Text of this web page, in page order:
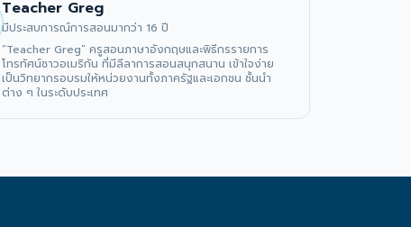
Teacher Greg
มีประสบการณ์การสอนมากว่า 16 ปี
“Teacher Greg” ครูสอนภาษาอังกฤษและพิธีกรรายการ
โทรทัศน์ชาวอเมริกัน ที่มีลีลาการสอนสนุกสนาน เข้าใจง่าย
เป็นวิทยากรอบรมให้หน่วยงานทั้งภาครัฐและเอกชน ชั้นนำ
ต่าง ๆ ในระดับประเทศ